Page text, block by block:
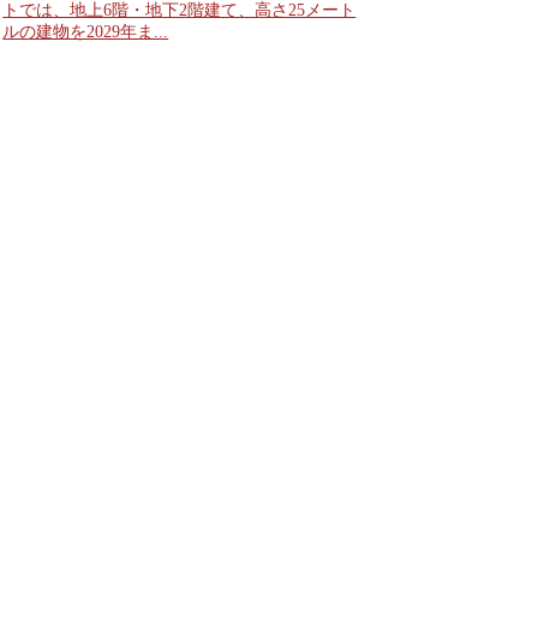
トでは、地上6階・地下2階建て、高さ25メート
ルの建物を2029年ま...